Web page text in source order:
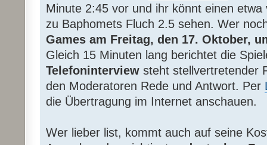
Minute 2:45 vor und ihr könnt einen
zu Baphomets Fluch 2.5 sehen. Wer
Games am Freitag, den 17. Oktober,
Gleich 15 Minuten lang berichtet die
Telefoninterview steht stellvertretender
den Moderatoren Rede und Antwort. Per
die Übertragung im Internet anschauen.
Wer lieber list, kommt auch auf seine